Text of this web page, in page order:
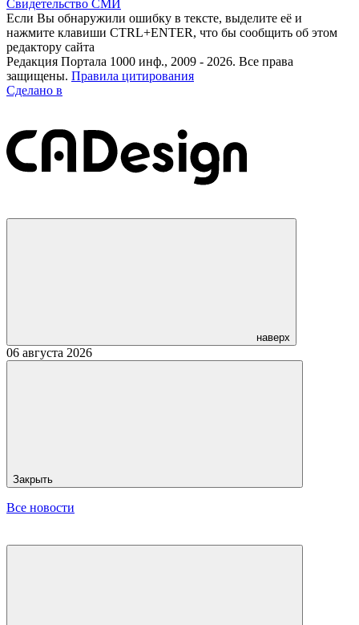
Свидетельство СМИ
Если Вы обнаружили ошибку в тексте, выделите её и
нажмите клавиши CTRL+ENTER, что бы сообщить об этом
редактору сайта
Редакция Портала 1000 инф., 2009 - 2026. Все права
защищены. Правила цитирования
Сделано в
наверх
06 августа 2026
Закрыть
Все новости